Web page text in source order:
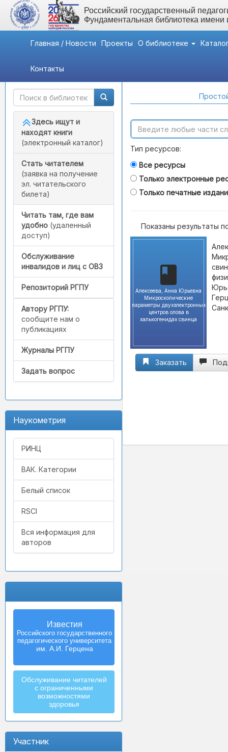
Российский государственный
Фундаментальная библиотека
Главная / Новости Проекты О библиотеке
Контакты
Быстрый доступ
Здесь ищут и
находят книги
(электронный каталог)
Стать читателем
(заявка на получение
эл. читательского
билета)
Читать там, где вам
удобно (удаленный
доступ)
Обслуживание
инвалидов и лиц с ОВЗ
Репозиторий РГПУ
Автору РГПУ:
сообщите нам о
публикациях
Журналы РГПУ
Задать вопрос
Наукометрия
РИНЦ
ВАК. Категории
Белый список
RSCI
Вся информация для
авторов
Известия
Российского государственного
педагогического университета
им. А.И. Герцена
Обслуживание читателей
с ограниченными
возможностями
здоровья
Участник
Тип ресурсов:
Все ресурсы
Только электронные
Только печатные
Показаны результаты
Алексеева, Анна Юрьевна
Микроскопические
параметры двухэлектронных
центров олова в
халькогенидах свинца
Заказать